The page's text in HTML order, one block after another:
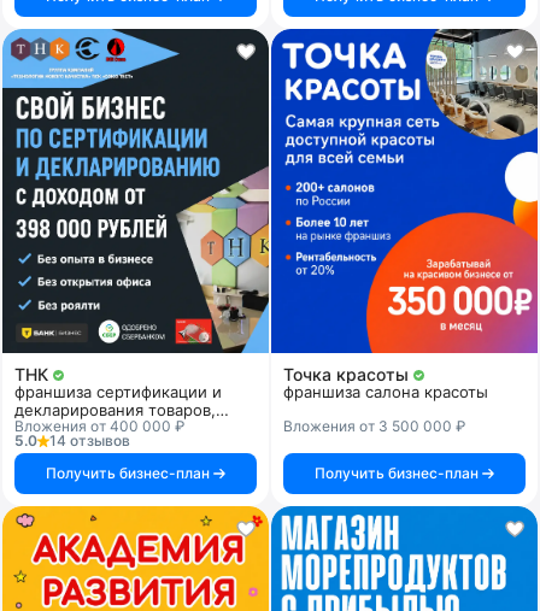
ТНК
франшиза сертификации и
декларирования товаров,
продукции и услуг
Вложения от 400 000 ₽
5.0
14 отзывов
Получить бизнес-план
Точка красоты
франшиза салона красоты
Вложения от 3 500 000 ₽
Получить бизнес-план